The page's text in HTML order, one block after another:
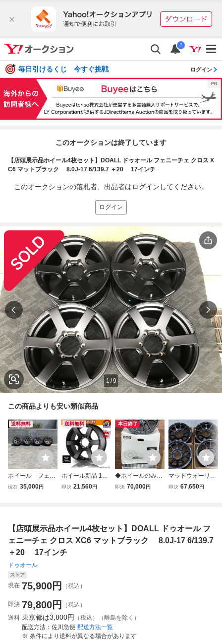
i
毎日引けるくじ 今すぐ挑戦 ログイン
このオークションは終了しています
【店頭展示品ホイール4枚セット】DOALL ドゥオール フェニーチェ クロス X
C6 マットブラック 8.0J-17 6/139.7 ＋20 17インチ
このオークションの落札者、出品者はログインしてください。
ログイン
1 /9
この商品よりも安い類似商品
送料無料
ホイール フェニ
ーチェ 17イン
現在 35,000円
送料無料
ホイール新品 1本
のみ ドゥオール
販4本購入で送料
無料 プラド
即決 21,560円
本日終了
◆ホイールのみ4
本セット! 17イン
ンクル プラド サ
ーフ 150 120 215
即決 70,000円
マッドウォーリア
ー ジムニー JB64
即決 67,650円
【店頭展示品ホイール4枚セット】DOALL ドゥオール フ
ェニーチェ クロス XC6 マットブラック 8.0J-17 6/139.7
＋20 17インチ
ドゥオール
ストア
現在 75,900円 （税込）
即決 79,800円
（税込）
送料 東京都は3,800円
（税込）（離島を除く）
配送方法
佐川急便 配送方法一覧
条件により送料が異なる場合があります